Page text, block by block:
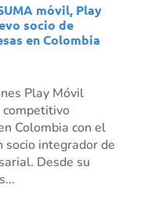
móvil, Play
socio de
en Colombia
Play Móvil
competitivo
Colombia con el
socio integrador de
Desde su